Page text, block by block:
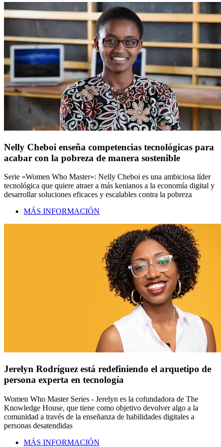
Nelly Cheboi enseña competencias tecnológicas para
acabar con la pobreza de manera sostenible
Serie «Women Who Master»: Nelly Cheboi es una ambiciosa líder
tecnológica que quiere atraer a más kenianos a la economía digital y
desarrollar soluciones eficaces y escalables contra la pobreza
MÁS INFORMACIÓN
Jerelyn Rodríguez está redefiniendo el arquetipo de
persona experta en tecnología
Women Who Master Series - Jerelyn es la cofundadora de The
Knowledge House, que tiene como objetivo devolver algo a la
comunidad a través de la enseñanza de habilidades digitales a
personas desatendidas
MÁS INFORMACIÓN